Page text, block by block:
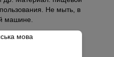
Не мыть, в
машине.